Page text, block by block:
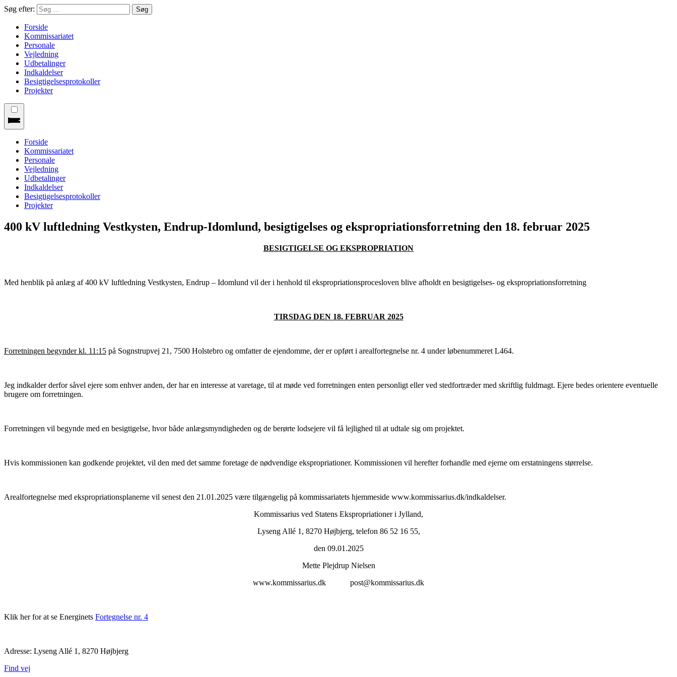
Søg efter:
Forside
Kommissariatet
Personale
Vejledning
Udbetalinger
Indkaldelser
Besigtigelsesprotokoller
Projekter
Forside
Kommissariatet
Personale
Vejledning
Udbetalinger
Indkaldelser
Besigtigelsesprotokoller
Projekter
400 kV luftledning Vestkysten, Endrup-Idomlund, besigtigelses og ekspropriationsforretning den 18. februar 2025
BESIGTIGELSE OG EKSPROPRIATION
Med henblik på anlæg af 400 kV luftledning Vestkysten, Endrup – Idomlund vil der i henhold til ekspropriationsprocesloven blive afholdt en besigtigelses- og ekspropriationsforretning
TIRSDAG DEN 18. FEBRUAR 2025
Forretningen begynder kl. 11:15 på Sognstrupvej 21, 7500 Holstebro og omfatter de ejendomme, der er opført i arealfortegnelse nr. 4 under løbenummeret L464.
Jeg indkalder derfor såvel ejere som enhver anden, der har en interesse at varetage, til at møde ved forretningen enten personligt eller ved stedfortræder med skriftlig fuldmagt. Ejere bedes orientere eventuelle
brugere om forretningen.
Forretningen vil begynde med en besigtigelse, hvor både anlægsmyndigheden og de berørte lodsejere vil få lejlighed til at udtale sig om projektet.
Hvis kommissionen kan godkende projektet, vil den med det samme foretage de nødvendige ekspropriationer. Kommissionen vil herefter forhandle med ejerne om erstatningens størrelse.
Arealfortegnelse med ekspropriationsplanerne vil senest den 21.01.2025 være tilgængelig på kommissariatets hjemmeside www.kommissarius.dk/indkaldelser.
Kommissarius ved Statens Ekspropriationer i Jylland,
Lyseng Allé 1, 8270 Højbjerg, telefon 86 52 16 55,
den 09.01.2025
Mette Plejdrup Nielsen
www.kommissarius.dk post@kommissarius.dk
Klik her for at se Energinets Fortegnelse nr. 4
Adresse: Lyseng Allé 1, 8270 Højbjerg
Find vej